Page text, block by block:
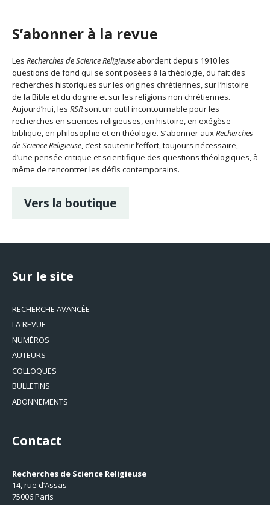
S’abonner à la revue
Les Recherches de Science Religieuse abordent depuis 1910 les
questions de fond qui se sont posées à la théologie, du fait des
recherches historiques sur les origines chrétiennes, sur l’histoire
de la Bible et du dogme et sur les religions non chrétiennes.
Aujourd’hui, les RSRsont un outil incontournable pour les
recherches en sciences religieuses, en histoire, en exégèse
biblique, en philosophie et en théologie. S’abonner auxRecherches
de Science Religieuse, c’est soutenir l’effort, toujours nécessaire,
d’une pensée critique et scientifique des questions théologiques, à
même de rencontrer les défis contemporains.
Vers la boutique
Sur le site
RECHERCHE AVANCÉE
LA REVUE
NUMÉROS
AUTEURS
COLLOQUES
BULLETINS
ABONNEMENTS
Contact
Recherches de Science Religieuse
14, rue d’Assas
75006 Paris